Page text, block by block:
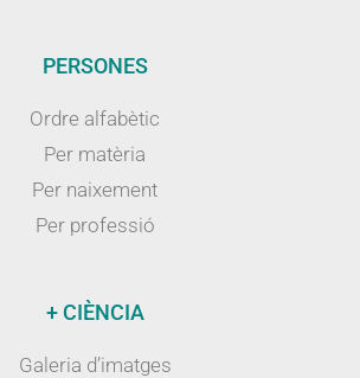
PERSONES
Ordre alfabètic
Per matèria
Per naixement
Per professió
+ CIÈNCIA
Galeria d’imatges